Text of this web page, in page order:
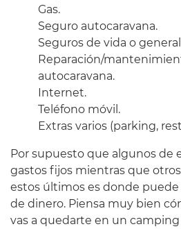
Gas.
Seguro autocaravana.
Seguros de vida o
Reparación/
autocaravana.
Internet.
Teléfono móvil.
Extras varios (parking,
Por supuesto que algunos de
gastos fijos mientras que
estos últimos es donde puede
de dinero. Piensa muy bien
vas a quedarte en un